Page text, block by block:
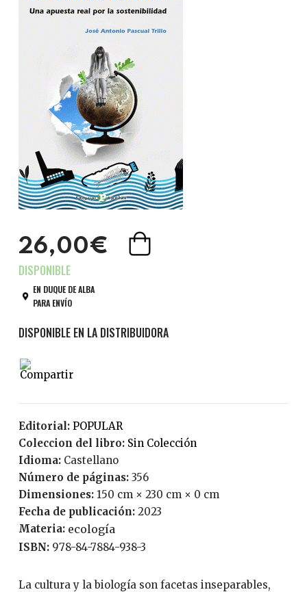
26,00€
EN DUQUE DE ALBA
PARA ENVÍO
Editorial:
POPULAR
Coleccion del libro:
Sin Colección
Idioma:
Castellano
Número de páginas: 356
Dimensiones: 150 cm × 230 cm × 0 cm
Fecha de publicación:
2023
Materia: ecología
ISBN: 978-84-7884-938-3
La cultura y la biología son facetas inseparables,